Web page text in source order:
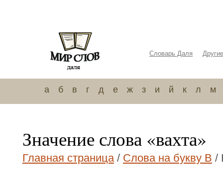
Словарь Даля
а б в г д е ж з и й к л м
Значение слова «вахта»
Главная страница/ Слова на букву В /